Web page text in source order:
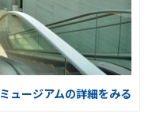
ミュージアムの詳細をみる